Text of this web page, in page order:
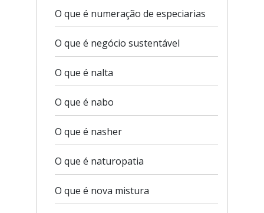
O que é numeração de especiarias
O que é negócio sustentável
O que é nalta
O que é nabo
O que é nasher
O que é naturopatia
O que é nova mistura